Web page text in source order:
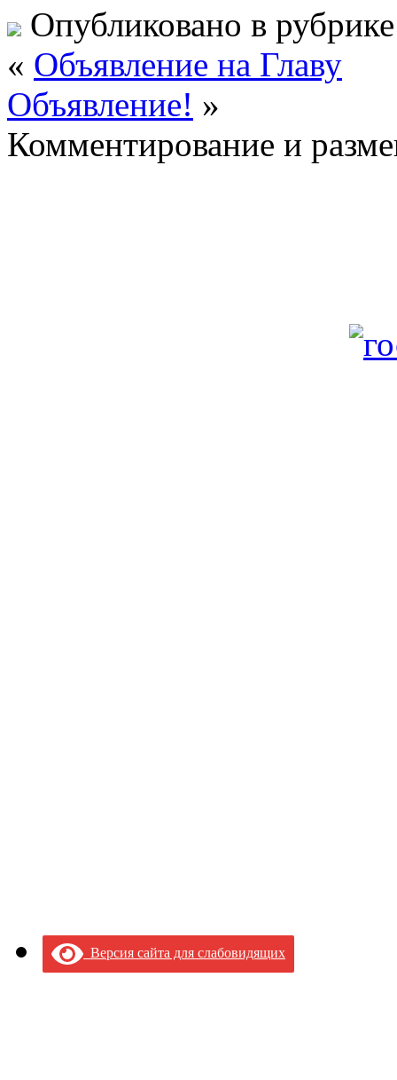
Опубликовано в
« Объявление на Главу
Объявление! »
Комментирование и
Версия сайта для слабовидящих